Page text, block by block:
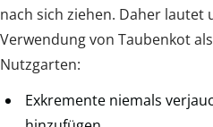
nach sich ziehen. Daher lautet
Verwendung von Taubenkot
Nutzgarten:
Exkremente niemals